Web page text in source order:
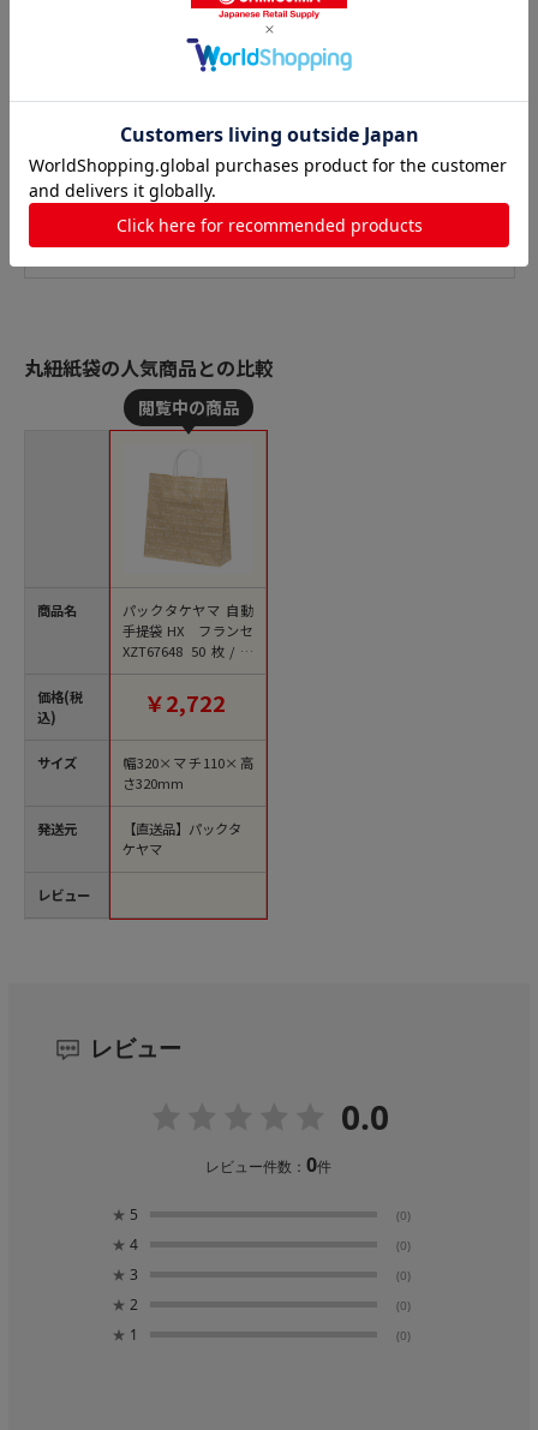
丸紐紙袋の人気商品との比較
商品名
価格(税
込)
サイズ
発送元
レビュー
パックタケヤマ 自動
手提袋 HX フランセ
XZT67648 50枚/袋
（ご注文単位4袋）
【直送品】
￥2,722
幅320×マチ110×高
さ320mm
【直送品】パックタ
ケヤマ
レビュー
0.0
レビュー件数：0件
★ 5 (0)
★ 4 (0)
★ 3 (0)
★ 2 (0)
★ 1 (0)